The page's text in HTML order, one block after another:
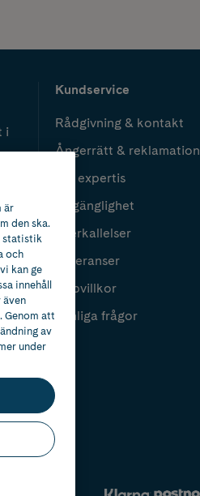
i
Kundservice
Rådgivning & kontakt
Ångerrätt & reklamation
Vår expertis
Tillgänglighet
Återkallelser
Leveranser
Köpvillkor
Vanliga frågor
är
den ska.
statistik
och
kan ge
innehåll
även
Genom att
av
under